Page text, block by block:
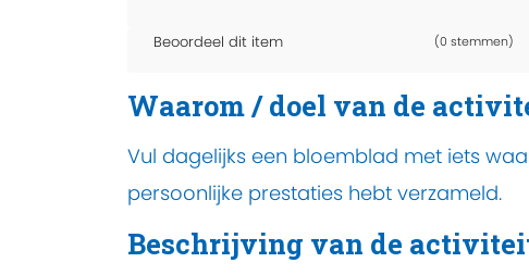
Beoordeel dit item (0 stemmen)
Waarom / doel van de
Vul dagelijks een bloemblad met iets
persoonlijke prestaties hebt verzameld.
Beschrijving van de